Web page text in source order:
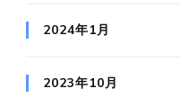
2024年1月
2023年10月